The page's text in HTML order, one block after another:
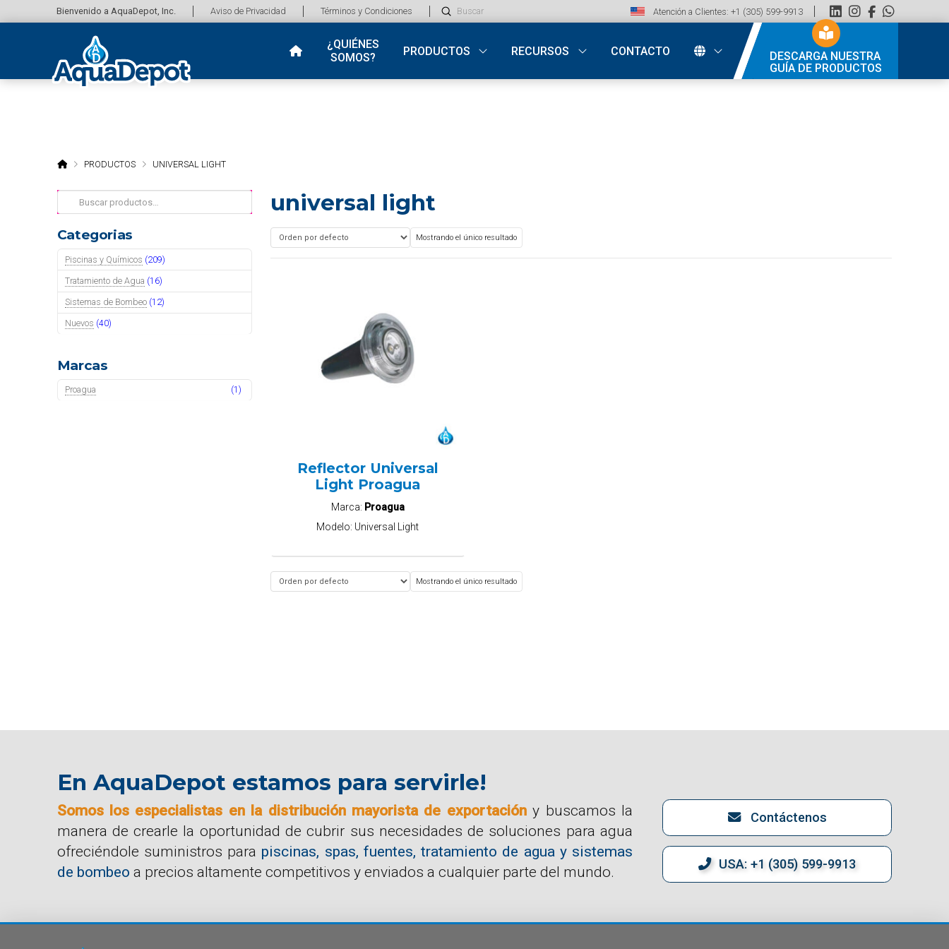
Bienvenido a AquaDepot, Inc. Aviso de Privacidad Términos y Condiciones
Search
Submit Atención a Clientes: +1 (305) 599-9913
¿QUIÉNES
SOMOS?
PRODUCTOS RECURSOS CONTACTO
DESCARGA NUESTRA
GUÍA DE PRODUCTOS
HOMEPRODUCTOS UNIVERSAL LIGHT
Buscar
por:
Categorias
Piscinas y Químicos (209)
Tratamiento de Agua (16)
Sistemas de Bombeo (12)
Nuevos (40)
Marcas
Proagua (1)
universal light
Mostrando el único resultado
Reflector Universal
Light Proagua
Marca: Proagua
Modelo: Universal Light
Mostrando el único resultado
En AquaDepot estamos para servirle!
Somos los especialistas en la distribución mayorista de exportacióny buscamos la
manera de crearle la oportunidad de cubrir sus necesidades de soluciones para agua
ofreciéndole suministros para piscinas, spas, fuentes, tratamiento de agua y sistemas
de bombeo a precios altamente competitivos y enviados a cualquier parte del mundo.
Contáctenos
USA: +1 (305) 599-9913